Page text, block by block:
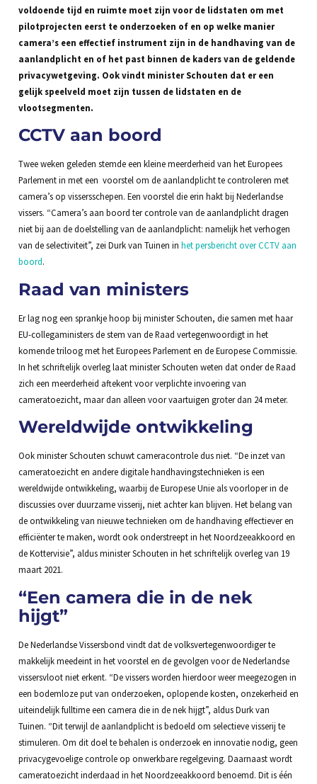
voldoende tijd en ruimte moet zijn voor de lidstaten om met
pilotprojecten eerst te onderzoeken of en op welke manier
camera’s een effectief instrument zijn in de handhaving van de
aanlandplicht en of het past binnen de kaders van de geldende
privacywetgeving. Ook vindt minister Schouten dat er een
gelijk speelveld moet zijn tussen de lidstaten en de
vlootsegmenten.
CCTV aan boord
Twee weken geleden stemde een kleine meerderheid van het Europees
Parlement in met een voorstel om de aanlandplicht te controleren met
camera’s op vissersschepen. Een voorstel die erin hakt bij Nederlandse
vissers. “Camera’s aan boord ter controle van de aanlandplicht dragen
niet bij aan de doelstelling van de aanlandplicht: namelijk het verhogen
van de selectiviteit”, zei Durk van Tuinen in het persbericht over CCTV aan
boord.
Raad van ministers
Er lag nog een sprankje hoop bij minister Schouten, die samen met haar
EU-collegaministers de stem van de Raad vertegenwoordigt in het
komende triloog met het Europees Parlement en de Europese Commissie.
In het schriftelijk overleg laat minister Schouten weten dat onder de Raad
zich een meerderheid aftekent voor verplichte invoering van
cameratoezicht, maar dan alleen voor vaartuigen groter dan 24 meter.
Wereldwijde ontwikkeling
Ook minister Schouten schuwt cameracontrole dus niet. “De inzet van
cameratoezicht en andere digitale handhavingstechnieken is een
wereldwijde ontwikkeling, waarbij de Europese Unie als voorloper in de
discussies over duurzame visserij, niet achter kan blijven. Het belang van
de ontwikkeling van nieuwe technieken om de handhaving effectiever en
efficiënter te maken, wordt ook onderstreept in het Noordzeeakkoord en
de Kottervisie”, aldus minister Schouten in het schriftelijk overleg van 19
maart 2021.
“Een camera die in de nek
hijgt”
De Nederlandse Vissersbond vindt dat de volksvertegenwoordiger te
makkelijk meedeint in het voorstel en de gevolgen voor de Nederlandse
vissersvloot niet erkent. “De vissers worden hierdoor weer meegezogen in
een bodemloze put van onderzoeken, oplopende kosten, onzekerheid en
uiteindelijk fulltime een camera die in de nek hijgt”, aldus Durk van
Tuinen. “Dit terwijl de aanlandplicht is bedoeld om selectieve visserij te
stimuleren. Om dit doel te behalen is onderzoek en innovatie nodig, geen
privacygevoelige controle op onwerkbare regelgeving. Daarnaast wordt
cameratoezicht inderdaad in het Noordzeeakkoord benoemd. Dit is één